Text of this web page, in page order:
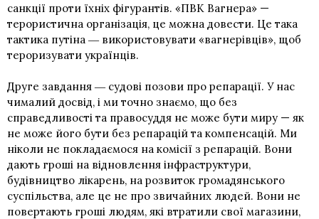
санкції проти їхніх фігурантів. «ПВК Вагнера» —
терористична організація, це можна довести. Це така
тактика путіна ― використовувати «вагнерівців», щоб
тероризувати українців.
Друге завдання ― судові позови про репарації. У нас
чималий досвід, і ми точно знаємо, що без
справедливості та правосуддя не може бути миру — як
не може його бути без репарацій та компенсацій. Ми
ніколи не покладаємося на комісії з репарацій. Вони
дають гроші на відновлення інфраструктури,
будівництво лікарень, на розвиток громадянського
суспільства, але це не про звичайних людей. Вони не
повертають гроші людям, які втратили свої магазини,